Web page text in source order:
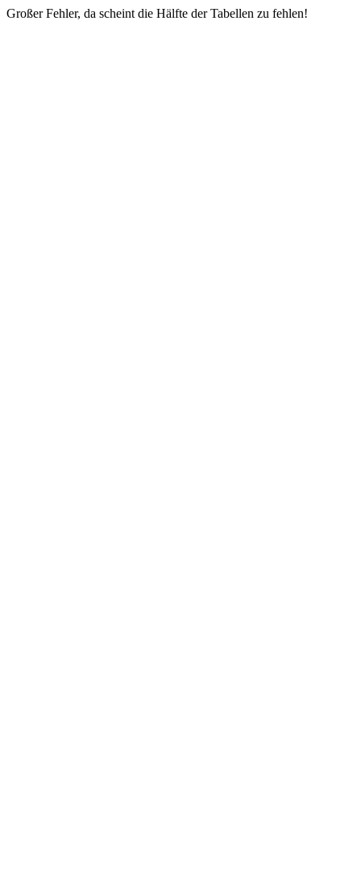
Großer Fehler, da scheint die Hälfte der Tabellen zu fehlen!